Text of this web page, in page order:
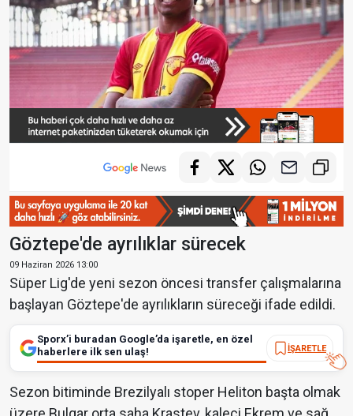
Göztepe'de ayrılıklar sürecek
09 Haziran 2026 13:00
Süper Lig'de yeni sezon öncesi transfer çalışmalarına
başlayan Göztepe'de ayrılıkların süreceği ifade edildi.
Sporx’i buradan Google’da işaretle, en özel
haberlere ilk sen ulaş!
İŞARETLE
Sezon bitiminde Brezilyalı stoper Heliton başta olmak